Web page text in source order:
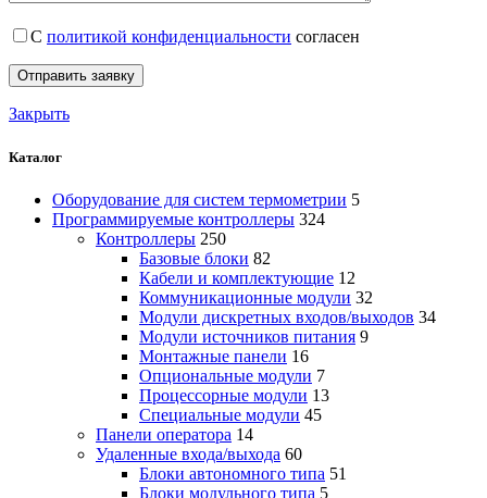
С политикой конфиденциальности согласен
Закрыть
Каталог
Оборудование для систем термометрии 5
Программируемые контроллеры 324
Контроллеры 250
Базовые блоки 82
Кабели и комплектующие 12
Коммуникационные модули 32
Модули дискретных входов/выходов 34
Модули источников питания 9
Монтажные панели 16
Опциональные модули 7
Процессорные модули 13
Специальные модули 45
Панели оператора 14
Удаленные входа/выхода 60
Блоки автономного типа 51
Блоки модульного типа 5